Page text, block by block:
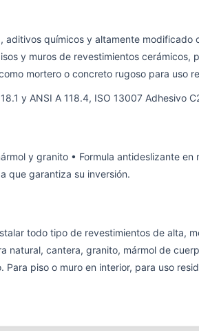
aditivos químicos y altamente
y muros de revestimientos
mortero o concreto rugoso para uso
y ANSI A 118.4, ISO 13007 Adhesivo
y granito • Formula antideslizante
que garantiza su inversión.
todo tipo de revestimientos de alta,
natural, cantera, granito, mármol de
Para piso o muro en interior, para uso